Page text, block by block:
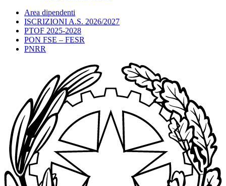
Area dipendenti
ISCRIZIONI A.S. 2026/2027
PTOF 2025-2028
PON FSE – FESR
PNRR